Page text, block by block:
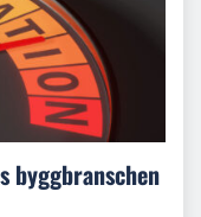
byggbranschen